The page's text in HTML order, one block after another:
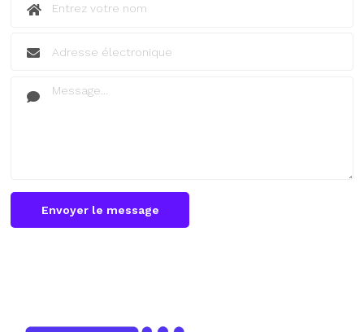
Envoyer le message